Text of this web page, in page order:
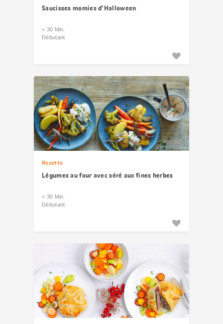
Saucisses momies d'Halloween
< 30 Min.
Débutant
Recette
Légumes au four avec séré aux fines herbes
< 30 Min.
Débutant